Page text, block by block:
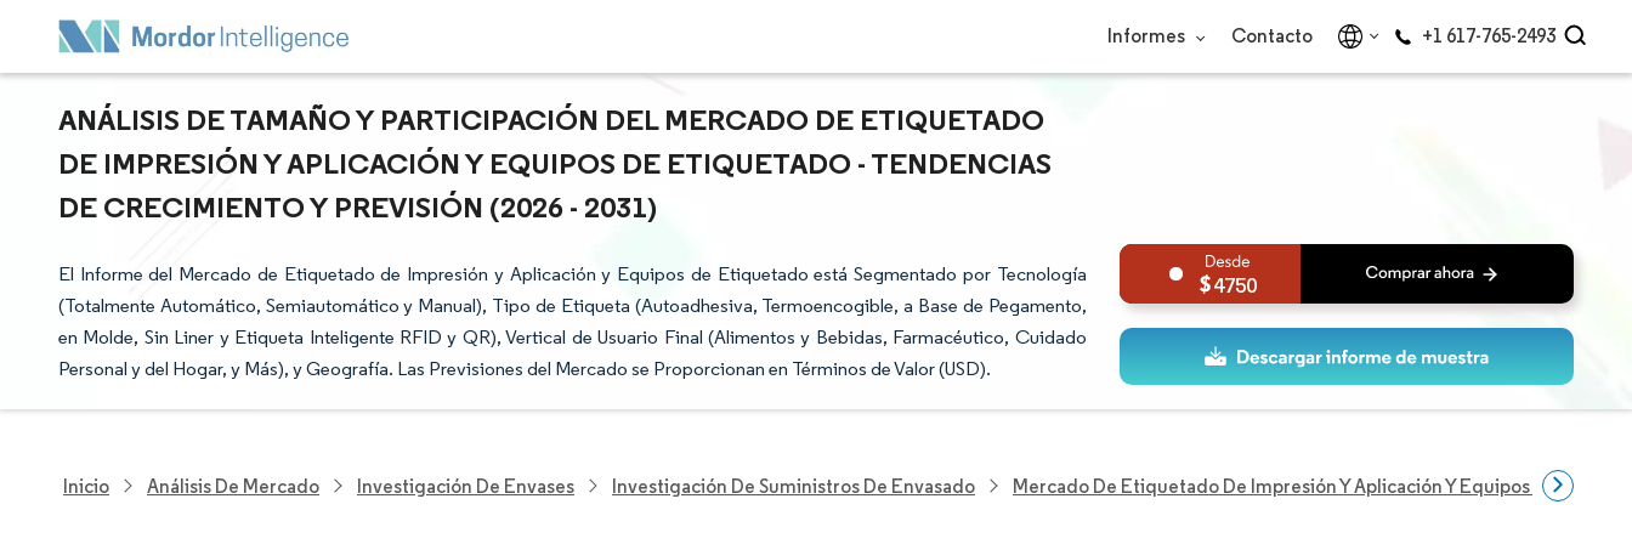
Informes Contacto +1 617-765-2493
ANÁLISIS DE TAMAÑO Y PARTICIPACIÓN DEL MERCADO DE ETIQUETADO
DE IMPRESIÓN Y APLICACIÓN Y EQUIPOS DE ETIQUETADO - TENDENCIAS
DE CRECIMIENTO Y PREVISIÓN (2026 - 2031)
El Informe del Mercado de Etiquetado de Impresión y Aplicación y Equipos de Etiquetado está Segmentado por Tecnología
(Totalmente Automático, Semiautomático y Manual), Tipo de Etiqueta (Autoadhesiva, Termoencogible, a Base de Pegamento,
en Molde, Sin Liner y Etiqueta Inteligente RFID y QR), Vertical de Usuario Final (Alimentos y Bebidas, Farmacéutico, Cuidado
Personal y del Hogar, y Más), y Geografía. Las Previsiones del Mercado se Proporcionan en Términos de Valor (USD).
4750
Inicio Análisis De Mercado Investigación De Envases Investigación De Suministros De Envasado Mercado De Etiquetado De Impresión Y Aplicación Y Equipos De